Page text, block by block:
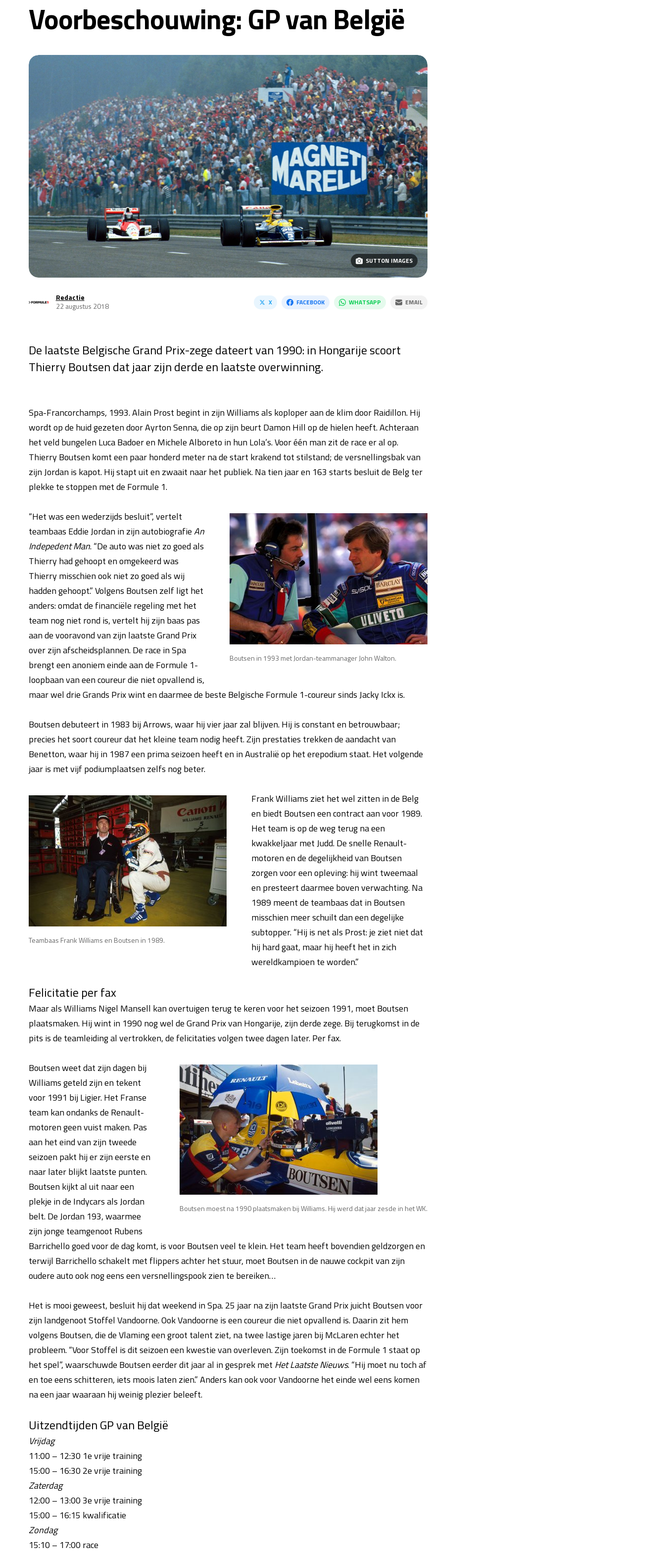
Voorbeschouwing: GP van België
SUTTON IMAGES
Redactie
22 augustus 2018
X FACEBOOK WHATSAPP EMAIL
De laatste Belgische Grand Prix-zege dateert van 1990: in Hongarije scoort
Thierry Boutsen dat jaar zijn derde en laatste overwinning.
Spa-Francorchamps, 1993. Alain Prost begint in zijn Williams als koploper aan de klim door Raidillon. Hij
wordt op de huid gezeten door Ayrton Senna, die op zijn beurt Damon Hill op de hielen heeft. Achteraan
het veld bungelen Luca Badoer en Michele Alboreto in hun Lola’s. Voor één man zit de race er al op.
Thierry Boutsen komt een paar honderd meter na de start krakend tot stilstand; de versnellingsbak van
zijn Jordan is kapot. Hij stapt uit en zwaait naar het publiek. Na tien jaar en 163 starts besluit de Belg ter
plekke te stoppen met de Formule 1.
Boutsen in 1993 met Jordan-teammanager John Walton.
“Het was een wederzijds besluit”, vertelt
teambaas Eddie Jordan in zijn auto­biografieAn
Indepedent Man. “De auto was niet zo goed als
Thierry had gehoopt en omgekeerd was
Thierry misschien ook niet zo goed als wij
hadden gehoopt.” Volgens Boutsen zelf ligt het
anders: omdat de financiële regeling met het
team nog niet rond is, vertelt hij zijn baas pas
aan de vooravond van zijn laatste Grand Prix
over zijn afscheidsplannen. De race in Spa
brengt een anoniem einde aan de Formule 1-
loopbaan van een coureur die niet opvallend is,
maar wel drie Grands Prix wint en daarmee de beste Belgische Formule 1-coureur sinds Jacky Ickx is.
Boutsen debuteert in 1983 bij Arrows, waar hij vier jaar zal blijven. Hij is constant en betrouwbaar;
precies het soort coureur dat het kleine team nodig heeft. Zijn prestaties trekken de aandacht van
Benetton, waar hij in 1987 een prima seizoen heeft en in Australië op het erepodium staat. Het volgende
jaar is met vijf podiumplaatsen zelfs nog beter.
Teambaas Frank Williams en Boutsen in 1989.
Frank Williams ziet het wel zitten in de Belg
en biedt Boutsen een contract aan voor 1989.
Het team is op de weg terug na een
kwakkeljaar met Judd. De snelle Renault-
motoren en de degelijkheid van Boutsen
zorgen voor een opleving: hij wint tweemaal
en presteert daarmee boven verwachting. Na
1989 meent de teambaas dat in Boutsen
misschien meer schuilt dan een degelijke
subtopper. “Hij is net als Prost: je ziet niet dat
hij hard gaat, maar hij heeft het in zich
wereldkampioen te worden.”
Felicitatie per fax
Maar als Williams Nigel Mansell kan overtuigen terug te keren voor het seizoen 1991, moet Boutsen
plaatsmaken. Hij wint in 1990 nog wel de Grand Prix van Hongarije, zijn derde zege. Bij terugkomst in de
pits is de teamleiding al vertrokken, de felicitaties volgen twee dagen later. Per fax.
Boutsen moest na 1990 plaatsmaken bij Williams. Hij werd dat jaar zesde in het WK.
Boutsen weet dat zijn dagen bij
Williams geteld zijn en tekent
voor 1991 bij Ligier. Het Franse
team kan ondanks de Renault-
motoren geen vuist maken. Pas
aan het eind van zijn tweede
seizoen pakt hij er zijn eerste en
naar later blijkt laatste punten.
Boutsen kijkt al uit naar een
plekje in de Indycars als Jordan
belt. De Jordan 193, waarmee
zijn jonge teamgenoot Rubens
Barrichello goed voor de dag komt, is voor Boutsen veel te klein. Het team heeft bovendien geldzorgen en
terwijl Barrichello schakelt met flippers achter het stuur, moet Boutsen in de nauwe cockpit van zijn
oudere auto ook nog eens een versnellingspook zien te bereiken…
Het is mooi geweest, besluit hij dat weekend in Spa. 25 jaar na zijn laatste Grand Prix juicht Boutsen voor
zijn landgenoot Stoffel Vandoorne. Ook Vandoorne is een coureur die niet opvallend is. Daarin zit hem
volgens Boutsen, die de Vlaming een groot talent ziet, na twee lastige jaren bij McLaren echter het
probleem. “Voor Stoffel is dit seizoen een kwestie van overleven. Zijn toekomst in de Formule 1 staat op
het spel”, waarschuwde Boutsen eerder dit jaar al in gesprek met Het Laatste Nieuws. “Hij moet nu toch af
en toe eens schitteren, iets moois laten zien.” Anders kan ook voor Vandoorne het einde wel eens komen
na een jaar waaraan hij weinig plezier beleeft.
Uitzendtijden GP van België
Vrijdag
11:00 – 12:30 1e vrije training
15:00 – 16:30 2e vrije training
Zaterdag
12:00 – 13:00 3e vrije training
15:00 – 16:15 kwalificatie
Zondag
15:10 – 17:00 race